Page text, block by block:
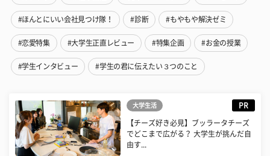
#ほんとにいい会社見つけ隊！ #診断 #もやもや解決ゼミ
#恋愛特集 #大学生正直レビュー #特集企画 #お金の授業
#学生インタビュー #学生の君に伝えたい３つのこと
大学生活 PR
【チーズ好き必見】ブッラータチーズ
でどこまで広がる？ 大学生が挑んだ自
由す...